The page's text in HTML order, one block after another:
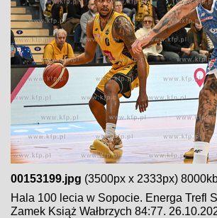
00153199.jpg (3500px x 2333px)
Hala 100 lecia w Sopocie. Energa Trefl
Zamek Książ Wałbrzych 84:77.